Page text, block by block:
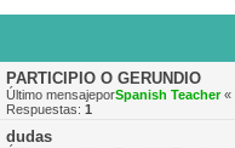
PARTICIPIO O GERUNDIO
Último mensajeporSpanish Teacher«
Respuestas: 1
dudas